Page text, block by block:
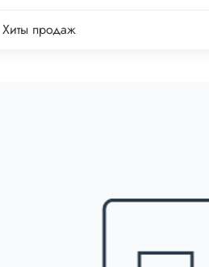
Хиты продаж